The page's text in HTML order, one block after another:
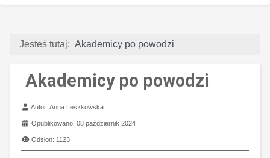
Jesteś tutaj: Akademicy po powodzi
Akademicy po powodzi
Szczegóły
Autor:Anna Leszkowska
Opublikowano: 08 październik 2024
Odsłon: 1123